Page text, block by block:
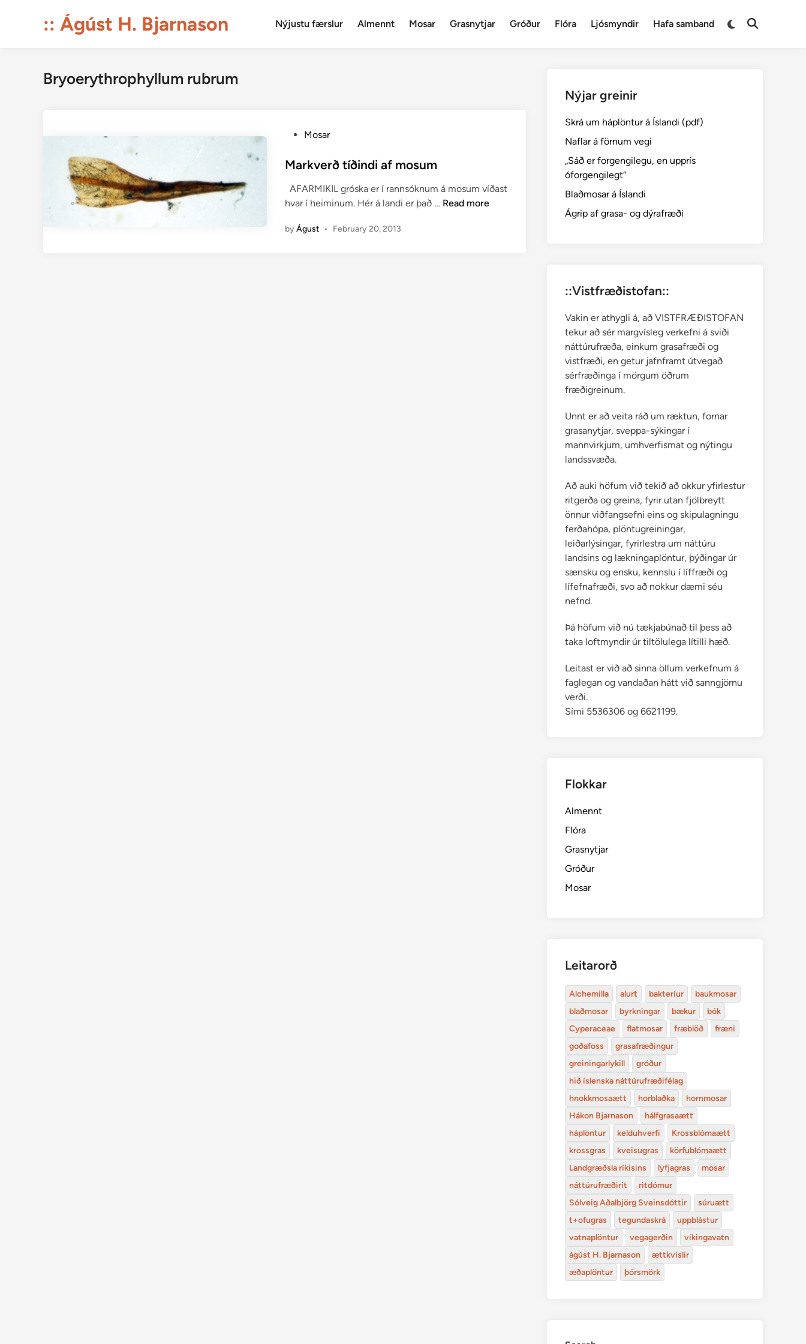
:: Ágúst H. Bjarnason Nýjustu færslur Almennt Mosar Grasnytjar Gróður Flóra Ljósmyndir Hafa samband
Switch
Open
Bryoerythrophyllum rubrum
s
d
n
Mosar
Markverð tíðindi af mosum
AFARMIKIL gróska er í rannsóknum á mosum víðast
hvar í heiminum. Hér á landi er það … M
Read more
byÁgust • February 20, 2013
Nýjar greinir
Skrá um háplöntur á Íslandi (pdf)
Naflar á förnum vegi
„Sáð er forgengilegu, en upprís
óforgengilegt“
Blaðmosar á Íslandi
Ágrip af grasa- og dýrafræði
::Vistfræðistofan::
Vakin er athygli á, að VISTFRÆÐISTOFAN
tekur að sér margvísleg verkefni á sviði
náttúrufræða, einkum grasafræði og
vistfræði, en getur jafnframt útvegað
sérfræðinga í mörgum öðrum
fræðigreinum.
Unnt er að veita ráð um ræktun, fornar
grasanytjar, sveppa-sýkingar í
mannvirkjum, umhverfismat og nýtingu
landssvæða.
Að auki höfum við tekið að okkur yfirlestur
ritgerða og greina, fyrir utan fjölbreytt
önnur viðfangsefni eins og skipulagningu
ferðahópa, plöntugreiningar,
leiðarlýsingar, fyrirlestra um náttúru
landsins og lækningaplöntur, þýðingar úr
sænsku og ensku, kennslu í líffræði og
lífefnafræði, svo að nokkur dæmi séu
nefnd.
Þá höfum við nú tækjabúnað til þess að
taka loftmyndir úr tiltölulega lítilli hæð.
Leitast er við að sinna öllum verkefnum á
faglegan og vandaðan hátt við sanngjörnu
verði.
Sími 5536306 og 6621199.
Flokkar
Almennt
Flóra
Grasnytjar
Gróður
Mosar
Leitarorð
Alchemilla alurt bakteríur
baukmosar
blaðmosar
byrkningar bækur
bók
Cyperaceae
flatmosar fræblöð
fræni
goðafoss
grasafræðingur
greiningarlykill
gróður
hið íslenska náttúrufræðifélag
hnokkmosaætt
horblaðka
hornmosar
Hákon Bjarnason
hálfgrasaætt
háplöntur
kelduhverfi
Krossblómaætt
krossgras
kveisugras
körfublómaætt
Landgræðsla ríkisins
lyfjagras
mosar
náttúrufræðirit
ritdómur
Sólveig Aðalbjörg Sveinsdóttir
súruætt
t+ofugras
tegundaskrá
uppblástur
vatnaplöntur
vegagerðin
víkingavatn
ágúst H. Bjarnason
ættkvíslir
æðaplöntur
þórsmörk